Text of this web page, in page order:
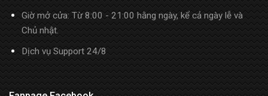
Giờ mở cửa: Từ 8:00 - 21:00 hằng ngày, kể cả ngày lễ và
Chủ nhật.
Dịch vụ Support 24/8